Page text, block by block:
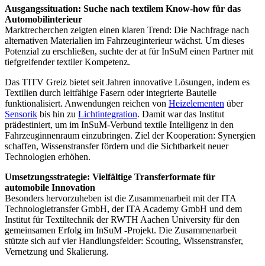
Ausgangssituation: Suche nach textilem Know-how für das
Automobilinterieur
Marktrecherchen zeigten einen klaren Trend: Die Nachfrage nach
alternativen Materialien im Fahrzeuginterieur wächst. Um dieses
Potenzial zu erschließen, suchte der at für InSuM einen Partner mit
tiefgreifender textiler Kompetenz.
Das TITV Greiz bietet seit Jahren innovative Lösungen, indem es
Textilien durch leitfähige Fasern oder integrierte Bauteile
funktionalisiert. Anwendungen reichen von Heizelementen über
Sensorik bis hin zu Lichtintegration. Damit war das Institut
prädestiniert, um im InSuM-Verbund textile Intelligenz in den
Fahrzeuginnenraum einzubringen. Ziel der Kooperation: Synergien
schaffen, Wissenstransfer fördern und die Sichtbarkeit neuer
Technologien erhöhen.
Umsetzungsstrategie: Vielfältige Transferformate für
automobile Innovation
Besonders hervorzuheben ist die Zusammenarbeit mit der ITA
Technologietransfer GmbH, der ITA Academy GmbH und dem
Institut für Textiltechnik der RWTH Aachen University für den
gemeinsamen Erfolg im InSuM -Projekt. Die Zusammenarbeit
stützte sich auf vier Handlungsfelder: Scouting, Wissenstransfer,
Vernetzung und Skalierung.